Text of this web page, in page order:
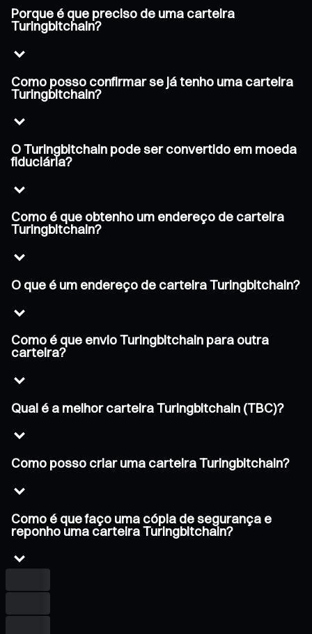
Porque é que preciso de uma carteira
Turingbitchain?
Como posso confirmar se já tenho uma carteira
Turingbitchain?
O Turingbitchain pode ser convertido em moeda
fiduciária?
Como é que obtenho um endereço de carteira
Turingbitchain?
O que é um endereço de carteira Turingbitchain?
Como é que envio Turingbitchain para outra
carteira?
Qual é a melhor carteira Turingbitchain (TBC)?
Como posso criar uma carteira Turingbitchain?
Como é que faço uma cópia de segurança e
reponho uma carteira Turingbitchain?